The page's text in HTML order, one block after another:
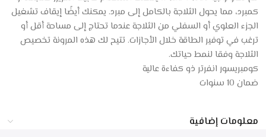
كمبرد، مما يحول الثلاجة بالكامل إلى مبرد. يمكنك أيضًا إيقاف تشغيل
الجزء العلوي أو السفلي من الثلاجة عندما تحتاج إلى مساحة أقل أو
ترغب في توفير الطاقة خلال الأجازات. تتيح لك هذه المرونة تخصيص
الثلاجة وفقا لنمط حياتك.
كومبريسور انفرتر ذو كفاءة عالية
ضمان 10 سنوات
معلومات إضافية